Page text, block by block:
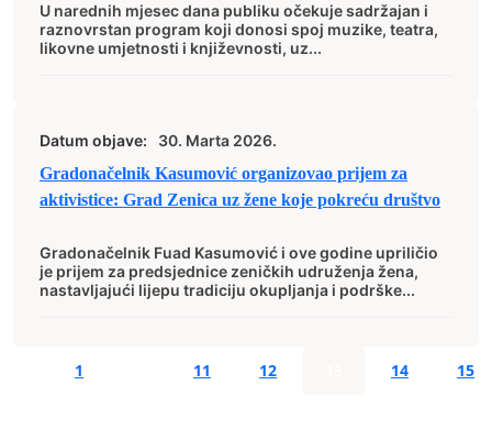
U narednih mjesec dana publiku očekuje sadržajan i
raznovrstan program koji donosi spoj muzike, teatra,
likovne umjetnosti i književnosti, uz...
Datum objave:
30. Marta 2026.
Gradonačelnik Kasumović organizovao prijem za
aktivistice: Grad Zenica uz žene koje pokreću društvo
Gradonačelnik Fuad Kasumović i ove godine upriličio
je prijem za predsjednice zeničkih udruženja žena,
nastavljajući lijepu tradiciju okupljanja i podrške...
1 11 12 14 15